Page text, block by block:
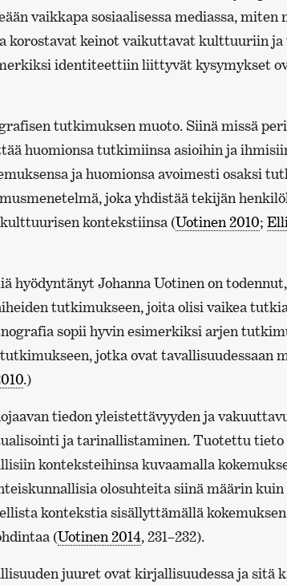
vaikkapa sosiaalisessa mediassa, miten
korostavat keinot vaikuttavat kulttuuriin ja
identiteettiin liittyvät kysymykset
tutkimuksen muoto. Siinä missä
huomionsa tutkimiinsa asioihin ja
ja huomionsa avoimesti osaksi
joka yhdistää tekijän
kontekstiinsa (Uotinen 2010;
hyödyntänyt Johanna Uotinen on
tutkimukseen, joita olisi vaikea
sopii hyvin esimerkiksi arjen
jotka ovat tavallisuudessaan
.)
tiedon yleistettävyyden ja
ja tarinallistaminen. Tuotettu tieto
konteksteihinsa kuvaamalla
olosuhteita siinä määrin kuin
kontekstia sisällyttämällä
(Uotinen 2014, 231–232).
juuret ovat kirjallisuudessa ja sitä